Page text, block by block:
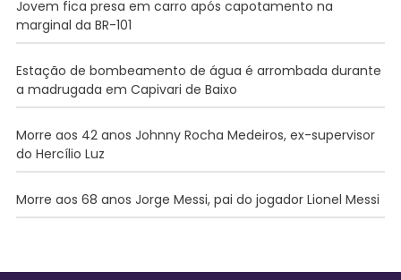
Jovem fica presa em carro após capotamento na
marginal da BR-101
Estação de bombeamento de água é arrombada durante
a madrugada em Capivari de Baixo
Morre aos 42 anos Johnny Rocha Medeiros, ex-supervisor
do Hercílio Luz
Morre aos 68 anos Jorge Messi, pai do jogador Lionel Messi